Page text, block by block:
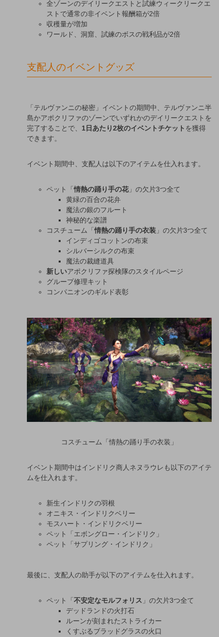
全ゾーンのデイリークエストと試練ウィークリークエ
ストで通常の非イベント報酬箱が2倍
収穫量が増加
ワールド、洞窟、試練のボスの戦利品が2倍
支配人のイベントグッズ
「テルヴァンニの秘密」イベントの期間中、テルヴァンニ半
島かアポクリファのゾーンでいずれかのデイリークエストを
完了することで、 1日あたり2枚のイベントチケット を獲得
できます。
イベント期間中、支配人は以下のアイテムを仕入れます。
ペット「情熱の踊り手の花 」の欠片3つ全て
黄緑の百合の花弁
魔法の銀のフルート
神秘的な楽譜
コスチューム「情熱の踊り手の衣装 」の欠片3つ全て
インディゴコットンの布束
シルバーシルクの布束
魔法の裁縫道具
新しいアポクリファ探検隊のスタイルページ
グループ修理キット
コンパニオンのギルド表彰
コスチューム「情熱の踊り手の衣装」
イベント期間中はインドリク商人ネヌラウレも以下のアイテ
ムを仕入れます。
新生インドリクの羽根
オニキス・インドリクベリー
モスハート・インドリクベリー
ペット「エボングロー・インドリク」
ペット「サプリング・インドリク」
最後に、支配人の助手が以下のアイテムを仕入れます。
ペット「 不安定なモルフォリス 」の欠片3つ全て
デッドランドの火打石
ルーンが刻まれたストライカー
くすぶるブラッドグラスの火口